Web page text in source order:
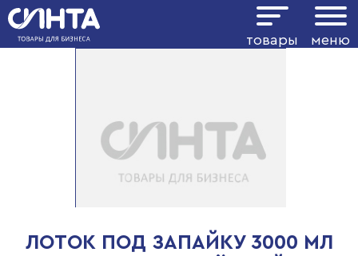
товары меню
ЛОТОК ПОД ЗАПАЙКУ 3000 МЛ